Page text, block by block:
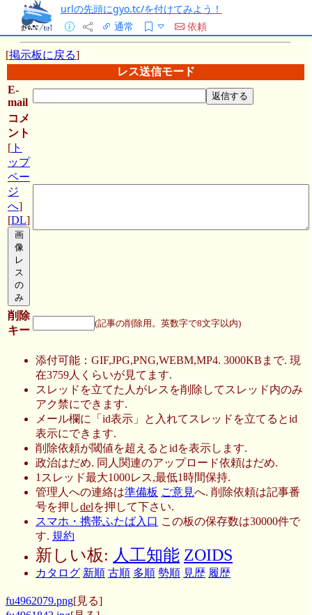
urlの先頭にgyo.tc/を付けてみよう！
通常
依頼